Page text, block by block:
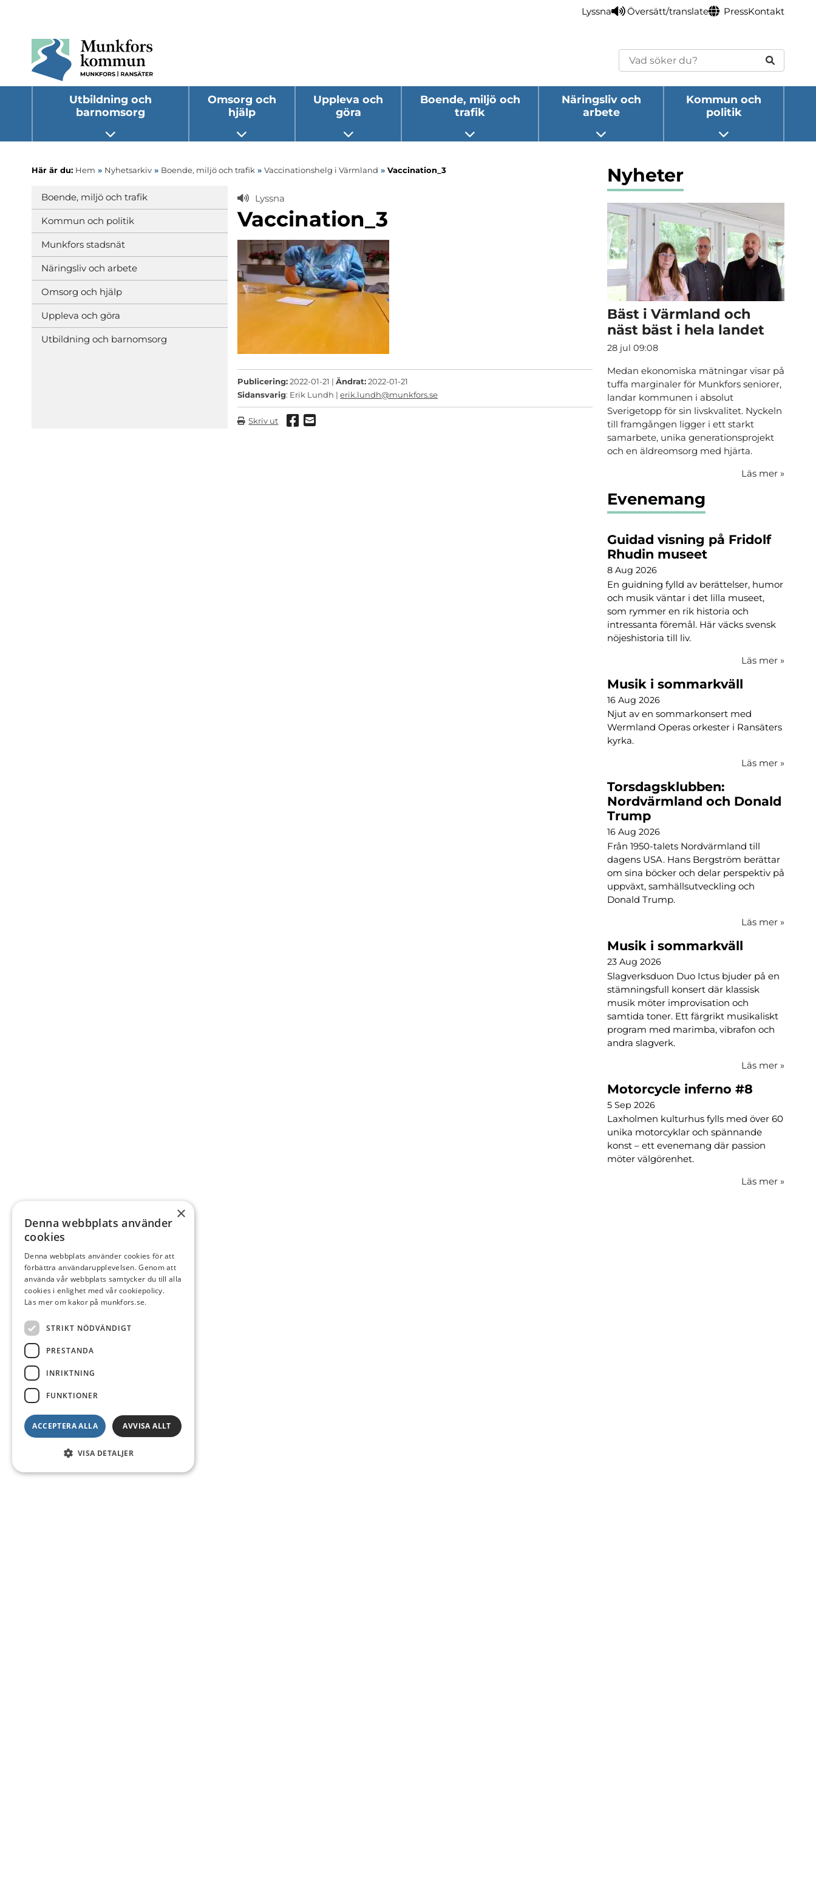
Lyssna Översätt/translate PressKontakt
Sök
Utbildning och
barnomsorg
Öppna undermeny
Omsorg och
hjälp
Öppna undermeny
Uppleva och
göra
Öppna undermeny
Boende, miljö och
trafik
Öppna undermeny
Näringsliv och
arbete
Öppna undermeny
Kommun och
politik
Öppna undermeny
Här är du: Hem » Nyhetsarkiv » Boende, miljö och trafik » Vaccinationshelg i Värmland » Vaccination_3
Boende, miljö och trafik
Kommun och politik
Munkfors stadsnät
Näringsliv och arbete
Omsorg och hjälp
Uppleva och göra
Utbildning och barnomsorg
Lyssna
Vaccination_3
Publicering:2022-01-21 |Ändrat:2022-01-21
Sidansvarig: Erik Lundh |erik.lundh@munkfors.se
Skriv ut Dela via Facebook
Dela via mail
Nyheter
Bäst i Värmland och
näst bäst i hela landet
28 jul 09:08
Medan ekonomiska mätningar visar på
tuffa marginaler för Munkfors seniorer,
landar kommunen i absolut
Sverigetopp för sin livskvalitet. Nyckeln
till framgången ligger i ett starkt
samarbete, unika generationsprojekt
och en äldreomsorg med hjärta.
Läs mer »
Evenemang
Guidad visning på Fridolf
Rhudin museet
8 Aug 2026
En guidning fylld av berättelser, humor
och musik väntar i det lilla museet,
som rymmer en rik historia och
intressanta föremål. Här väcks svensk
nöjeshistoria till liv.
Läs mer »
Musik i sommarkväll
16 Aug 2026
Njut av en sommarkonsert med
Wermland Operas orkester i Ransäters
kyrka.
Läs mer »
Torsdagsklubben:
Nordvärmland och Donald
Trump
16 Aug 2026
Från 1950-talets Nordvärmland till
dagens USA. Hans Bergström berättar
om sina böcker och delar perspektiv på
uppväxt, samhällsutveckling och
Donald Trump.
Läs mer »
Musik i sommarkväll
23 Aug 2026
Slagverksduon Duo Ictus bjuder på en
stämningsfull konsert där klassisk
musik möter improvisation och
samtida toner. Ett färgrikt musikaliskt
program med marimba, vibrafon och
andra slagverk.
Läs mer »
Motorcycle inferno #8
5 Sep 2026
Laxholmen kulturhus fylls med över 60
unika motorcyklar och spännande
konst – ett evenemang där passion
möter välgörenhet.
Läs mer »
×
Denna webbplats använder
cookies
Denna webbplats använder cookies för att
förbättra användarupplevelsen. Genom att
använda vår webbplats samtycker du till alla
cookies i enlighet med vår cookiepolicy.
Läs mer om kakor på munkfors.se.
STRIKT NÖDVÄNDIGT
PRESTANDA
INRIKTNING
FUNKTIONER
ACCEPTERA ALLA AVVISA ALLT
VISA DETALJER